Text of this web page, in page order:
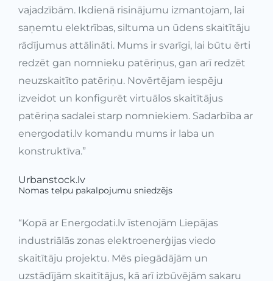
vajadzībām. Ikdienā risinājumu izmantojam, lai
saņemtu elektrības, siltuma un ūdens skaitītāju
rādījumus attālināti. Mums ir svarīgi, lai būtu ērti
redzēt gan nomnieku patēriņus, gan arī redzēt
neuzskaitīto patēriņu. Novērtējam iespēju
izveidot un konfigurēt virtuālos skaitītājus
patēriņa sadalei starp nomniekiem. Sadarbība ar
energodati.lv komandu mums ir laba un
konstruktīva.”
Urbanstock.lv
Nomas telpu pakalpojumu sniedzējs
“Kopā ar Energodati.lv īstenojām Liepājas
industriālās zonas elektroenerģijas viedo
skaitītāju projektu. Mēs piegādājām un
uzstādījām skaitītājus, kā arī izbūvējām sakaru